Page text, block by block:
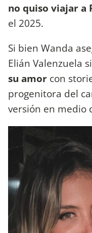
no quiso viajar a
el 2025.
Si bien Wanda
Elián Valenzuela
su amor con
progenitora del
versión en medio